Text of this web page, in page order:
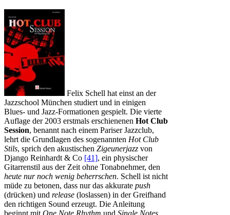
Felix Schell hat einst an der
Jazzschool München studiert und in einigen
Blues- und Jazz-Formationen gespielt. Die vierte
Auflage der 2003 erstmals erschienenen Hot Club
Session, benannt nach einem Pariser Jazzclub,
lehrt die Grundlagen des sogenannten Hot Club
Stils, sprich den akustischen Zigeunerjazz von
Django Reinhardt & Co [41], ein physischer
Gitarrenstil aus der Zeit ohne Tonabnehmer, den
heute nur noch wenig beherrschen. Schell ist nicht
müde zu betonen, dass nur das akkurate push
(drücken) und release (loslassen) in der Greifhand
den richtigen Sound erzeugt. Die Anleitung
beginnt mit One Note Rhythm und Single Notes,